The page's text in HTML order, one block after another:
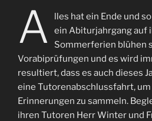
A
lles hat ein Ende und
ein Abiturjahrgang auf
Sommerferien blühen
Vorabiprüfungen und es wird
resultiert, dass es auch dieses
eine Tutorenabschlussfahrt,
Erinnerungen zu sammeln.
ihren Tutoren Herr Winter und